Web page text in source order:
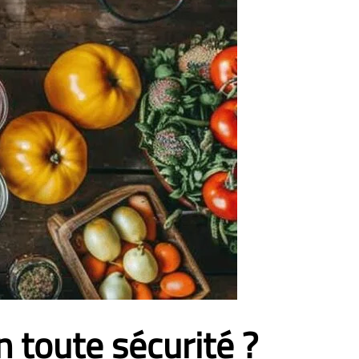
toute sécurité ?